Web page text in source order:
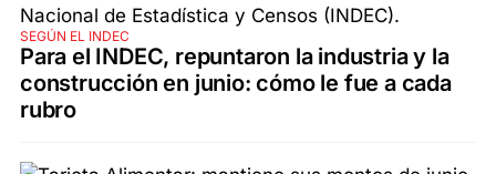
SEGÚN EL INDEC
Para el INDEC, repuntaron la industria y la
construcción en junio: cómo le fue a cada
rubro